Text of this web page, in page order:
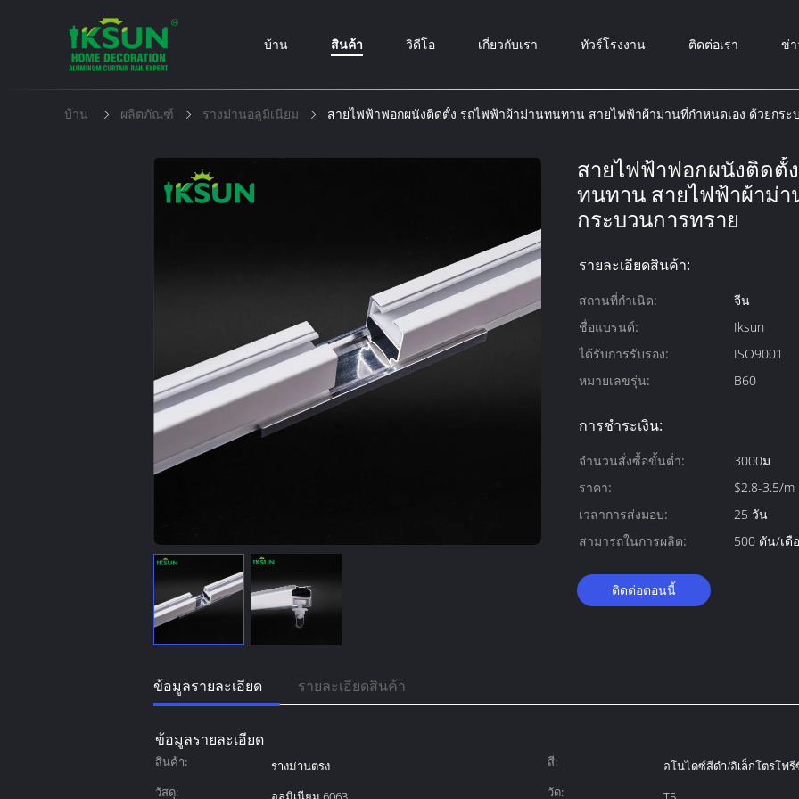
บ้าน สินค้า วิดีโอ เกี่ยวกับเรา ทัวร์โรงงาน ติดต่อเรา ข่า
บ้าน ผลิตภัณฑ์ รางม่านอลูมิเนียม สายไฟฟ้าฟอกผนังติดตั้ง รถไฟฟ้าผ้าม่านทนทาน สายไฟฟ้าผ้าม่านที่กําหนดเอง ด้วยกระ
สายไฟฟ้าฟอกผนังติดตั้
ทนทาน สายไฟฟ้าผ้าม่า
กระบวนการทราย
รายละเอียดสินค้า:
สถานที่กำเนิด:
จีน
ชื่อแบรนด์:
Iksun
ได้รับการรับรอง:
ISO9001
หมายเลขรุ่น:
B60
การชำระเงิน:
จำนวนสั่งซื้อขั้นต่ำ:
3000ม
ราคา:
$2.8-3.5/m
เวลาการส่งมอบ:
25 วัน
สามารถในการผลิต:
500 ตัน/เดื
ติดต่อตอนนี้
ข้อมูลรายละเอียด รายละเอียดสินค้า
ข้อมูลรายละเอียด
สินค้า: รางม่านตรง สี:
อโนไดซ์สีดำ/อิเล็กโตรโฟ
วัสดุ:
วัด: